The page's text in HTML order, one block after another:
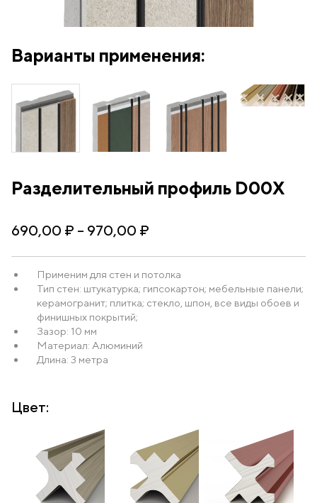
Варианты применения:
Разделительный профиль D00X
690,00 ₽ – 970,00 ₽
Применим для стен и потолка
Тип стен: штукатурка; гипсокартон; мебельные панели;
керамогранит; плитка; стекло, шпон, все виды обоев и
финишных покрытий;
Зазор: 10 мм
Материал: Алюминий
Длина: 3 метра
Цвет: